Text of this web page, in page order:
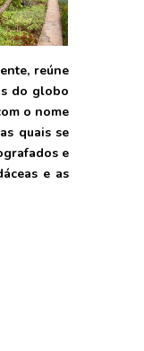
reúne
do globo
o nome
quais se
e
e as